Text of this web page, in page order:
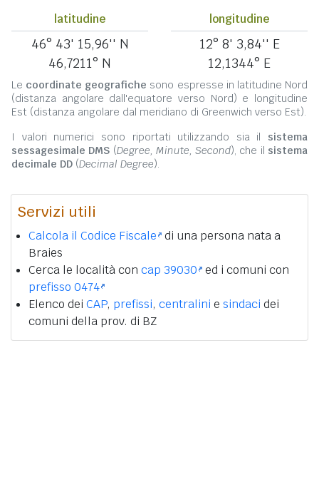
latitudine
46° 43' 15,96'' N
46,7211° N
longitudine
12° 8' 3,84'' E
12,1344° E
Le coordinate geografiche sono espresse in latitudine Nord
(distanza angolare dall'equatore verso Nord) e longitudine
Est (distanza angolare dal meridiano di Greenwich verso Est).
I valori numerici sono riportati utilizzando sia il sistema
sessagesimale DMS (Degree, Minute, Second), che il sistema
decimale DD (Decimal Degree).
Servizi utili
Calcola il Codice Fiscale di una persona nata a
Braies
Cerca le località con cap 39030 ed i comuni con
prefisso 0474
Elenco dei CAP, prefissi, centralini e sindaci dei
comuni della prov. di BZ